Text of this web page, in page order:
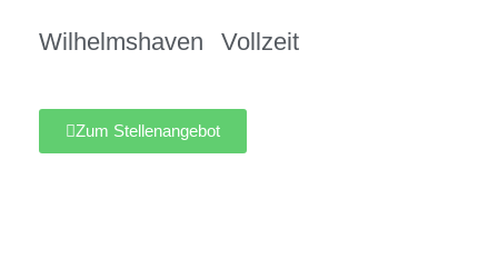
Wilhelmshaven Vollzeit
Zum Stellenangebot